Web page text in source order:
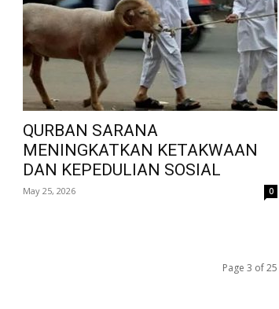
QURBAN SARANA
MENINGKATKAN KETAKWAAN
DAN KEPEDULIAN SOSIAL
May 25, 2026 0
Page 3 of 25